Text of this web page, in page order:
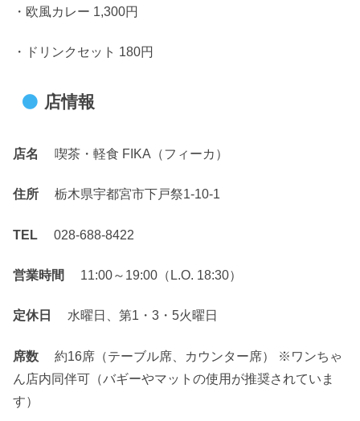
・欧風カレー 1,300円
・ドリンクセット 180円
店情報
店名 喫茶・軽食 FIKA（フィーカ）
住所 栃木県宇都宮市下戸祭1-10-1
TEL 028-688-8422
営業時間 11:00～19:00（L.O. 18:30）
定休日 水曜日、第1・3・5火曜日
席数 約16席（テーブル席、カウンター席） ※ワンちゃ
ん店内同伴可（バギーやマットの使用が推奨されていま
す）